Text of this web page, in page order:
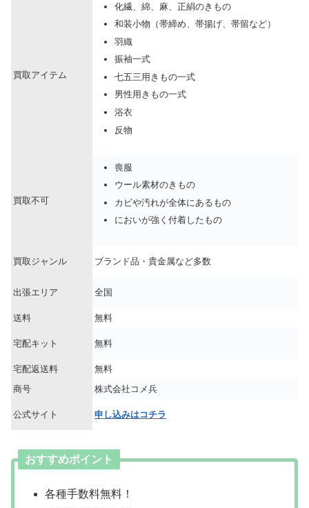
買取アイテム
化繊、綿、麻、正絹のきもの
和装小物（帯締め、帯揚げ、帯留など）
羽織
振袖一式
七五三用きもの一式
男性用きもの一式
浴衣
反物
買取不可
喪服
ウール素材のきもの
カビや汚れが全体にあるもの
においが強く付着したもの
買取ジャンル ブランド品・貴金属など多数
出張エリア 全国
送料 無料
宅配キット 無料
宅配返送料
無料
商号
株式会社コメ兵
公式サイト 申し込みはコチラ
おすすめポイント
各種手数料無料！